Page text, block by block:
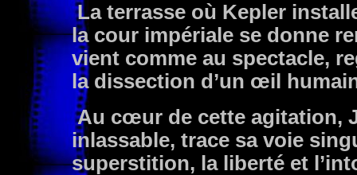
La terrasse où Kepler
la cour impériale se donne
vient comme au spectacle,
la dissection d’un œil
Au cœur de cette agitation,
inlassable, trace sa voie
superstition, la liberté et